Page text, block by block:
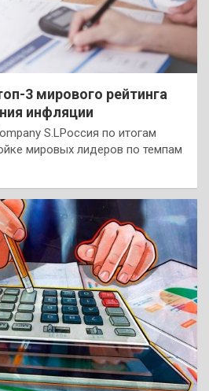
3 мирового рейтинга
инфляции
S.LРоссия по итогам
мировых лидеров по темпам